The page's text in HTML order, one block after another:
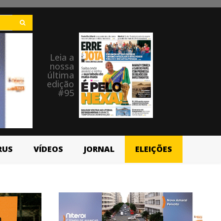
Leia a
nossa
última
edição
#95
VÍDEOS JORNAL ELEIÇÕES